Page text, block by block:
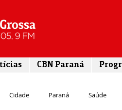
CBN Paraná
Cidade Paraná Saúde